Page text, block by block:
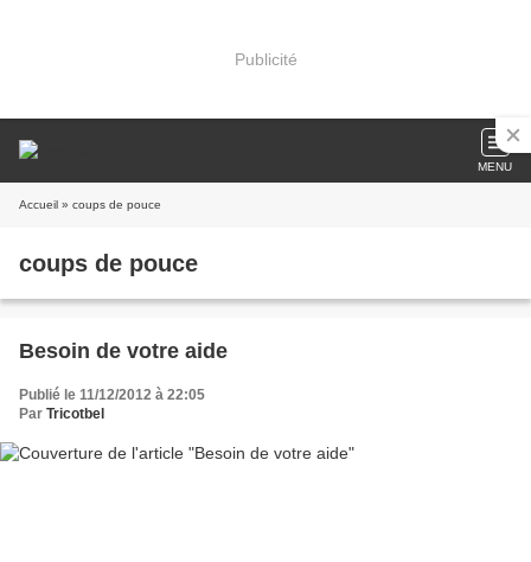
Publicité
MENU
Accueil » coups de pouce
coups de pouce
Besoin de votre aide
Publié le 11/12/2012 à 22:05
Par Tricotbel